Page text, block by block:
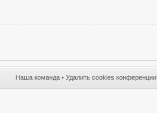
Наша команда • Удалить cookies конференции